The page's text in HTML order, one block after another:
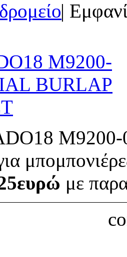
|
Μ9200-
με